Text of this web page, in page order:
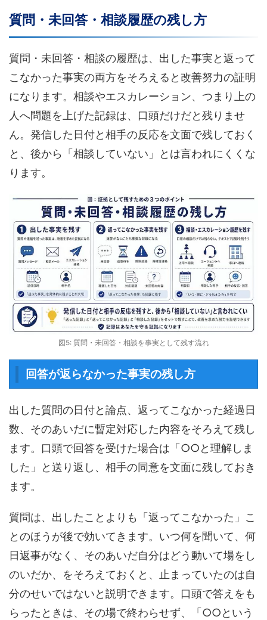
質問・未回答・相談履歴の残し方
質問・未回答・相談の履歴は、出した事実と返って
こなかった事実の両方をそろえると改善努力の証明
になります。相談やエスカレーション、つまり上の
人へ問題を上げた記録は、口頭だけだと残りませ
ん。発信した日付と相手の反応を文面で残しておく
と、後から「相談していない」とは言われにくくな
ります。
図5: 質問・未回答・相談を事実として残す流れ
回答が返らなかった事実の残し方
出した質問の日付と論点、返ってこなかった経過日
数、そのあいだに暫定対応した内容をそろえて残し
ます。口頭で回答を受けた場合は「○○と理解しま
した」と送り返し、相手の同意を文面に残しておき
ます。
質問は、出したことよりも「返ってこなかった」こ
とのほうが後で効いてきます。いつ何を聞いて、何
日返事がなく、そのあいだ自分はどう動いて場をし
のいだか、をそろえておくと、止まっていたのは自
分のせいではないと説明できます。口頭で答えをも
らったときは、その場で終わらせず、「○○という